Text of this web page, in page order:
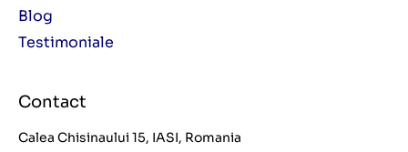
Blog
Testimoniale
Contact
Calea Chisinaului 15, IASI, Romania